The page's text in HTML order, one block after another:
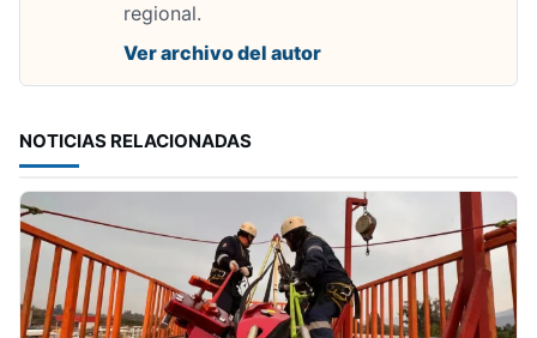
regional.
Ver archivo del autor
NOTICIAS RELACIONADAS